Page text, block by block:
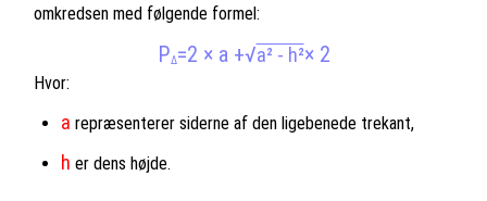
omkredsen med følgende formel:
PΔ=2 × a +√a² - h²× 2
Hvor:
a repræsenterer siderne af den ligebenede trekant,
h er dens højde.